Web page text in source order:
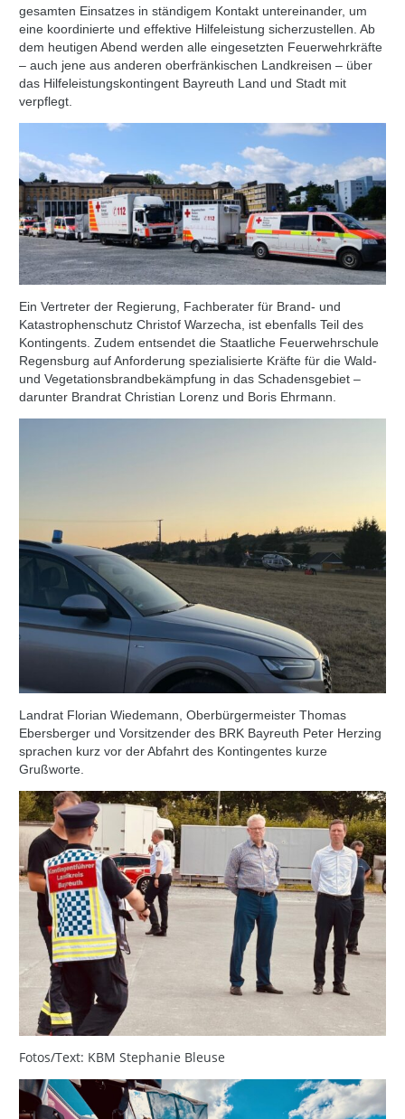
gesamten Einsatzes in ständigem Kontakt untereinander, um
eine koordinierte und effektive Hilfeleistung sicherzustellen. Ab
dem heutigen Abend werden alle eingesetzten Feuerwehrkräfte
– auch jene aus anderen oberfränkischen Landkreisen – über
das Hilfeleistungskontingent Bayreuth Land und Stadt mit
verpflegt.
Ein Vertreter der Regierung, Fachberater für Brand- und
Katastrophenschutz Christof Warzecha, ist ebenfalls Teil des
Kontingents. Zudem entsendet die Staatliche Feuerwehrschule
Regensburg auf Anforderung spezialisierte Kräfte für die Wald-
und Vegetationsbrandbekämpfung in das Schadensgebiet –
darunter Brandrat Christian Lorenz und Boris Ehrmann.
Landrat Florian Wiedemann, Oberbürgermeister Thomas
Ebersberger und Vorsitzender des BRK Bayreuth Peter Herzing
sprachen kurz vor der Abfahrt des Kontingentes kurze
Grußworte.
Fotos/Text: KBM Stephanie Bleuse